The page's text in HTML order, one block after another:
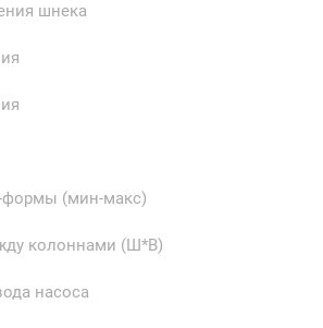
шнека
формы (мин-макс)
колоннами (Ш*В)
насоса